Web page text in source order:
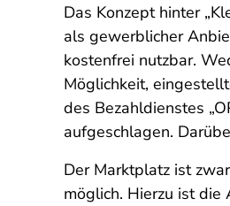
Das Konzept hinter
als gewerblicher
kostenfrei nutzbar.
Möglichkeit,
des Bezahldienstes
aufgeschlagen.
Der Marktplatz ist
möglich. Hierzu ist die